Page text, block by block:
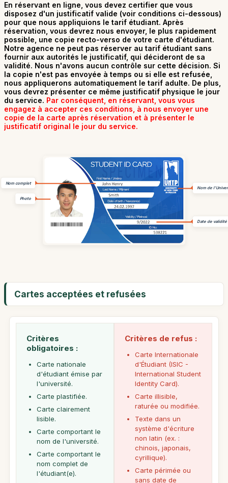
En réservant en ligne, vous devez certifier que vous
disposez d'un justificatif valide (voir conditions ci-dessous)
pour que nous appliquions le tarif étudiant. Après
réservation, vous devrez nous envoyer, le plus rapidement
possible, une copie recto-verso de votre carte d'étudiant.
Notre agence ne peut pas réserver au tarif étudiant sans
fournir aux autorités le justificatif, qui décideront de sa
validité. Nous n'avons aucun contrôle sur cette décision. Si
la copie n'est pas envoyée à temps ou si elle est refusée,
nous appliquerons automatiquement le tarif adulte. De plus,
vous devrez présenter ce même justificatif physique le jour
du service. Par conséquent, en réservant, vous vous
engagez à accepter ces conditions, à nous envoyer une
copie de la carte après réservation et à présenter le
justificatif original le jour du service.
Nom complet
Photo
Nom de
Date de validité
Cartes acceptées et refusées
Critères
obligatoires :
Carte nationale
d'étudiant émise par
l'université.
Carte plastifiée.
Carte clairement
lisible.
Carte comportant le
nom de l'université.
Carte comportant le
nom complet de
l'étudiant(e).
Critères de refus :
Carte Internationale
d'Étudiant (ISIC -
International Student
Identity Card).
Carte illisible,
raturée ou modifiée.
Texte dans un
système d'écriture
non latin (ex. :
chinois, japonais,
cyrillique).
Carte périmée ou
sans date de